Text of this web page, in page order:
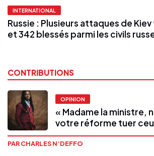
INTERNATIONAL
Russie : Plusieurs attaques de
et 342 blessés parmi les civils
CONTRIBUTIONS
OPINION
« Madame la ministre,
votre réforme tuer
PAR CHARLES N’DEFFO